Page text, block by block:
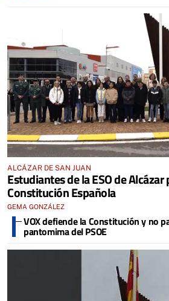
ALCÁZAR DE SAN JUAN
Estudiantes de la ESO de
Constitución Española
GEMA GONZÁLEZ
VOX defiende la Constitución y no
pantomima del PSOE